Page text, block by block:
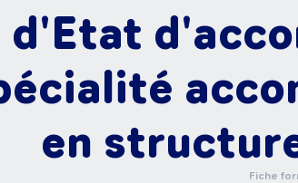
d'Etat
en
Fiche